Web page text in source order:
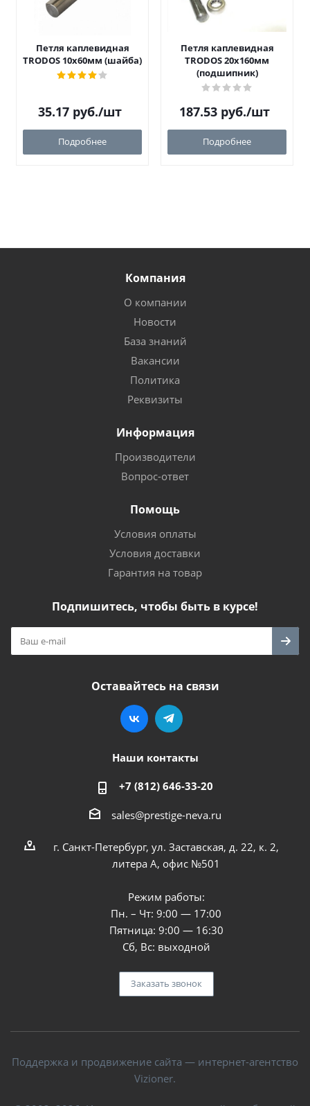
Петля каплевидная
TRODOS 10х60мм (шайба)
35.17 руб./шт
Подробнее
Петля каплевидная
TRODOS 20х160мм
(подшипник)
187.53 руб./шт
Подробнее
Компания
О компании
Новости
База знаний
Вакансии
Политика
Реквизиты
Информация
Производители
Вопрос-ответ
Помощь
Условия оплаты
Условия доставки
Гарантия на товар
Подпишитесь, чтобы быть в курсе!
Оставайтесь на связи
Наши контакты
+7 (812) 646-33-20
sales@prestige-neva.ru
г. Санкт-Петербург, ул. Заставская, д. 22, к. 2,
литера А, офис №501
Режим работы:
Пн. – Чт: 9:00 — 17:00
Пятница: 9:00 — 16:30
Сб, Вс: выходной
Заказать звонок
Поддержка и продвижение сайта — интернет-агентство
Vizioner.